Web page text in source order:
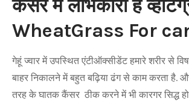
कैंसर में लाभकारी है
WheatGrass For
गेहूं ज्वार में उपस्थित एंटीऑक्सीडेंट हमारे शरीर से
बाहर निकालने में बहुत बढ़िया ढंग से काम करता है.
तरह के घातक कैंसर ठीक करने में भी कारगर सिद्ध हो